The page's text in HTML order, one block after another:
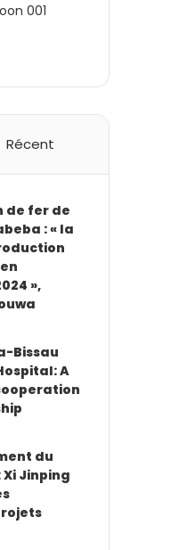
001
Récent
de fer de
: « la
»,
Bissau
A
du
Jinping